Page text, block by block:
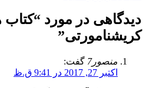
دیدگاهی در مورد “کتاب
کریشنامورتی”
منصور7
گفت:
اکتبر 27, 2017 در 9:41 ق.ظ